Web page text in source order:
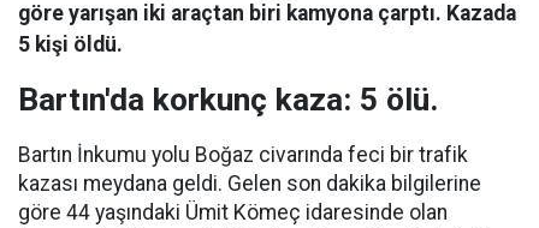
göre yarışan iki araçtan biri kamyona çarptı. Kazada
5 kişi öldü.
Bartın'da korkunç kaza: 5 ölü.
Bartın İnkumu yolu Boğaz civarında feci bir trafik
kazası meydana geldi. Gelen son dakika bilgilerine
göre 44 yaşındaki Ümit Kömeç idaresinde olan